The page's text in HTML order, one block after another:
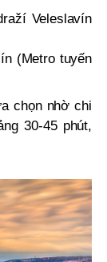
Veleslavín
(Metro tuyến
chọn nhờ chi
30-45 phút,